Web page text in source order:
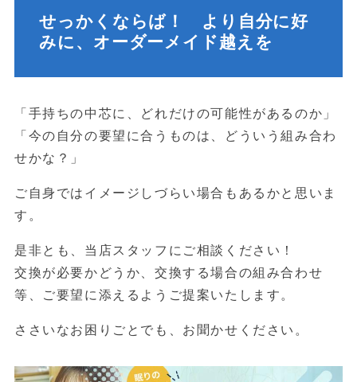
せっかくならば！ より自分に好
みに、オーダーメイド越えを
「手持ちの中芯に、どれだけの可能性があるのか」
「今の自分の要望に合うものは、どういう組み合わ
せかな？」
ご自身ではイメージしづらい場合もあるかと思いま
す。
是非とも、当店スタッフにご相談ください！
交換が必要かどうか、交換する場合の組み合わせ
等、ご要望に添えるようご提案いたします。
ささいなお困りごとでも、お聞かせください。